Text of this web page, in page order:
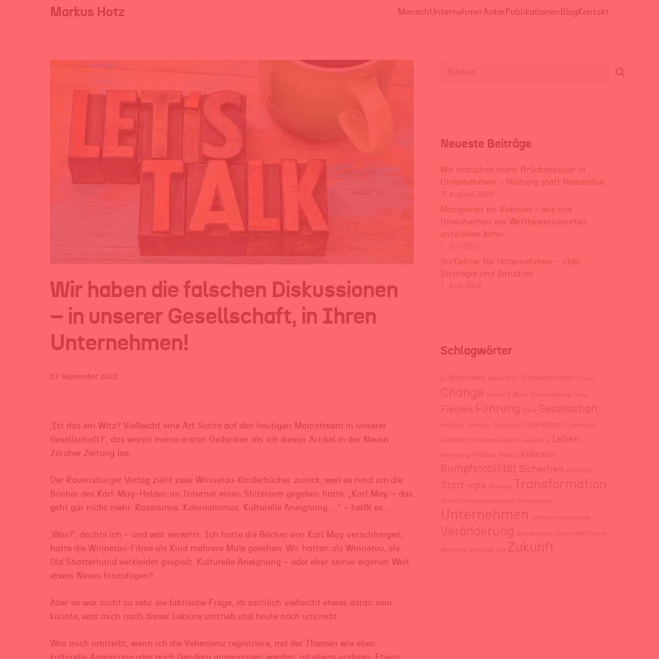
Markus Hotz Mensch UnternehmerAutor Publikationen Blog Kontakt
Wir haben die falschen Diskussionen
– in unserer Gesellschaft, in Ihren
Unternehmen!
27. September 2022
,Ist das ein Witz? Vielleicht eine Art Satire auf den heutigen Mainstream in unserer
Gesellschaft?’, das waren meine ersten Gedanken als ich diesen Artikel in der Neuen
Zürcher Zeitung las.
Der Ravensburger Verlag zieht zwei Winnetou-Kinderbücher zurück, weil es rund um die
Bücher des Karl-May-Helden im Internet einen Shitstorm gegeben hatte: „Karl May – das
geht gar nicht mehr. Rassismus. Kolonialismus. Kulturelle Aneignung …“ – heißt es …
,Was?’, dachte ich – und war verwirrt. Ich hatte die Bücher von Karl May verschlungen,
hatte die Winnetou-Filme als Kind mehrere Male gesehen. Wir hatten als Winnetou, als
Old Shatterhand verkleidet gespielt. Kulturelle Aneignung – oder eher seiner eigenen Welt
etwas Neues hinzufügen?
Aber es war nicht so sehr die faktische Frage, ob sachlich vielleicht etwas daran sein
könnte, was mich nach dieser Lektüre umtrieb und heute noch umtreibt.
Was mich umtreibt, wenn ich die Vehemenz registriere, mit der Themen wie eben
Neueste Beiträge
Wir brauchen mehr Brückenbauer in
Unternehmen – Haltung statt Hierarchie
Navigieren im Vakuum – wie aus
Unsicherheit ein Wettbewerbsvorteil
entstehen kann
Surflehrer für Unternehmen – über
Strategie und Intuition
Schlagwörter